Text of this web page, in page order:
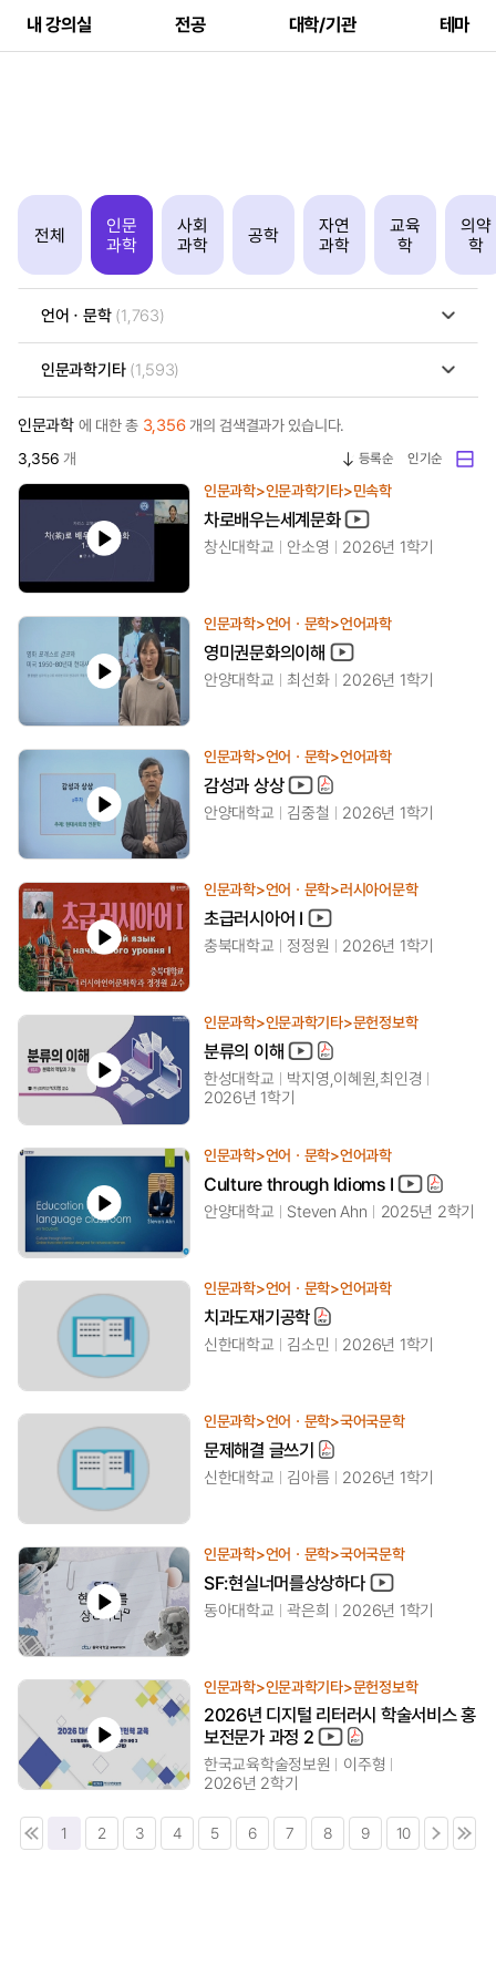
내 강의실 전공 대학/기관 테마
전체
인문
과학
사회
과학
공학
자연
과학
교육
학
의약
학
언어ㆍ문학 (1,763)
인문과학기타 (1,593)
인문과학에 대한 총 3,356개의 검색결과가 있습니다.
3,356 개 등록순 인기순
인문과학>인문과학기타>민속학
차로배우는세계문화
창신대학교 안소영 2026년 1학기
인문과학>언어ㆍ문학>언어과학
영미권문화의이해
안양대학교 최선화 2026년 1학기
인문과학>언어ㆍ문학>언어과학
감성과 상상
안양대학교 김중철 2026년 1학기
인문과학>언어ㆍ문학>러시아어문학
초급러시아어 I
충북대학교 정정원 2026년 1학기
인문과학>인문과학기타>문헌정보학
분류의 이해
한성대학교
박지영,이혜원,최인경
2026년 1학기
인문과학>언어ㆍ문학>언어과학
Culture through Idioms I
안양대학교 Steven Ahn 2025년 2학기
인문과학>언어ㆍ문학>언어과학
치과도재기공학
신한대학교 김소민 2026년 1학기
인문과학>언어ㆍ문학>국어국문학
문제해결 글쓰기
신한대학교 김아름 2026년 1학기
인문과학>언어ㆍ문학>국어국문학
SF:현실너머를상상하다
동아대학교 곽은희 2026년 1학기
인문과학>인문과학기타>문헌정보학
2026년 디지털 리터러시 학술서비스 홍
보전문가 과정 2
한국교육학술정보원
이주형
2026년 2학기
1 2 3 4 5 6 7 8 9 10